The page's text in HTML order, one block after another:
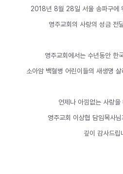
2018년 8월 28일​ 서울 송파구에
영주교회의 사랑의 성금 전
영주교회에서는 수년동안 한
소아암 백혈병 어린이들의 새생명
언제나 아낌없는 사랑을
영주교회 이상협 담임목사
깊이 감사드립